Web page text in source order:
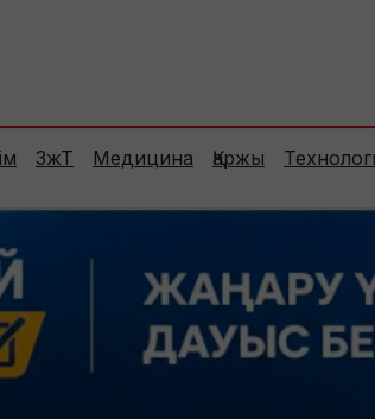
ЗжТ Медицина Қаржы